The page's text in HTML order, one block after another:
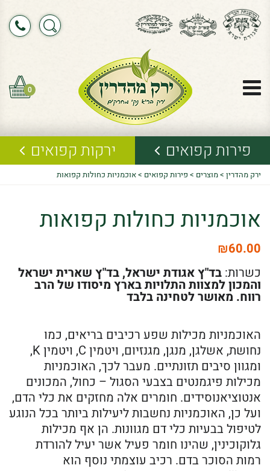
0
פירות קפואים ירקות קפואים
ירק מהדרין >מוצרים > פירות קפואים >אוכמניות כחולות קפואות
אוכמניות כחולות קפואות
₪60.00
כשרות: בד"ץ אגודת ישראל, בד"ץ שארית ישראל
והמכון למצוות התלויות בארץ מיסודו של הרב
רווח. מאושר לטחינה בלבד
האוכמניות מכילות שפע רכיבים בריאים, כמו
נחושת, אשלגן, מנגן, מגנזיום, ויטמין C, ויטמין K,
ומגוון סיבים תזונתיים. מעבר לכך, האוכמניות
מכילות פיגמנטים בצבעי הסגול – כחול, המכונים
אנטוציאנוסידים. חומרים אלה מחזקים את כלי הדם,
ועל כן, האוכמניות נחשבות ליעילות ביותר בכל הנוגע
לטיפול בבעיות כלי דם מגוונות. הן אף מכילות
גלוקוכינין, שהינו חומר פעיל אשר יעיל להורדת
רמות הסוכר בדם. רכיב עוצמתי נוסף הוא